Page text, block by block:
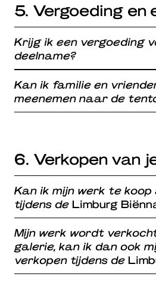
5. Vergoeding en
Krijg ik een vergoeding
deelname?
Kan ik familie en
meenemen naar de
6. Verkopen van
Kan ik mijn werk te koop
tijdens de Limburg
Mijn werk wordt
galerie, kan ik dan ook
verkopen tijdens de